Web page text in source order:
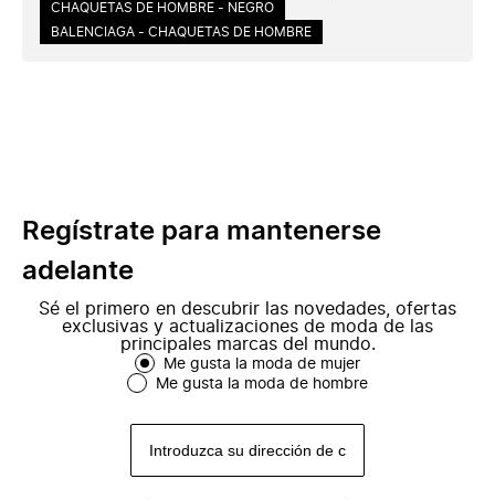
CHAQUETAS DE HOMBRE - NEGRO
BALENCIAGA - CHAQUETAS DE HOMBRE
Regístrate para mantenerse
adelante
Sé el primero en descubrir las novedades, ofertas
exclusivas y actualizaciones de moda de las
principales marcas del mundo.
Me gusta la moda de mujer
Me gusta la moda de hombre